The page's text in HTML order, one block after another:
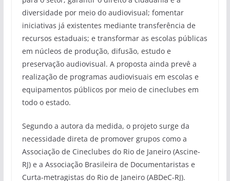
diversidade por meio do audiovisual; fomentar
iniciativas já existentes mediante transferência de
recursos estaduais; e transformar as escolas públicas
em núcleos de produção, difusão, estudo e
preservação audiovisual. A proposta ainda prevê a
realização de programas audiovisuais em escolas e
equipamentos públicos por meio de cineclubes em
todo o estado.
Segundo a autora da medida, o projeto surge da
necessidade direta de promover grupos como a
Associação de Cineclubes do Rio de Janeiro (Ascine-
RJ) e a Associação Brasileira de Documentaristas e
Curta-metragistas do Rio de Janeiro (ABDeC-RJ).